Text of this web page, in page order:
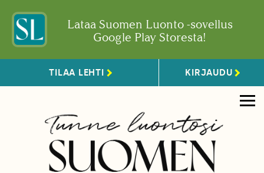
Lataa Suomen Luonto -sovellus
Google Play Storesta!
TILAA LEHTI KIRJAUDU